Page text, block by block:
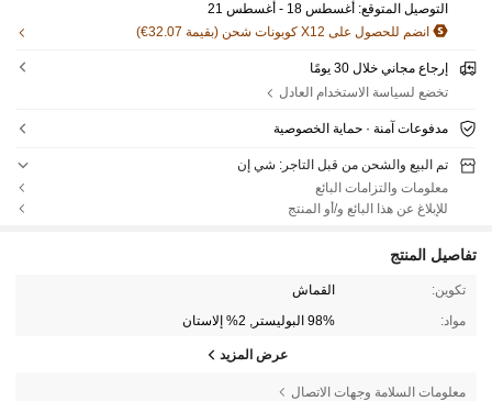
التوصيل المتوقع: أغسطس 18 - أغسطس 21
انضم للحصول على X12 كوبونات شحن (بقيمة 32.07€)
إرجاع مجاني خلال 30 يومًا
تخضع لسياسة الاستخدام العادل
مدفوعات آمنة · حماية الخصوصية
تم البيع والشحن من قبل التاجر: شي إن
معلومات والتزامات البائع
للإبلاغ عن هذا البائع و/أو المنتج
تفاصيل المنتج
تكوين: القماش
مواد: 98% البوليستر, 2% إلاستان
عرض المزيد
معلومات السلامة وجهات الاتصال